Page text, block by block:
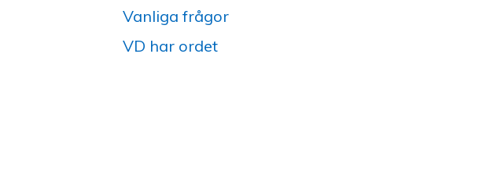
Vanliga frågor
VD har ordet